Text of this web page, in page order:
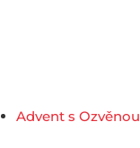
Advent s Ozvěnou